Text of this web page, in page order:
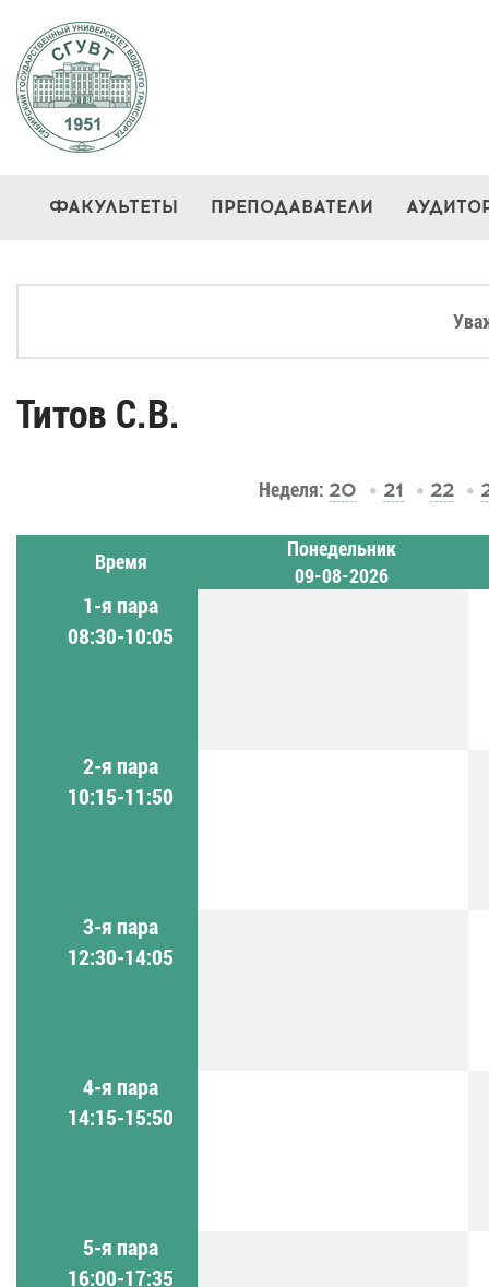
ФАКУЛЬТЕТЫ ПРЕПОДАВАТЕЛИ
Титов С.В.
Неделя: 20 21 22
Время
Понедельник
09-08-2026
1-я пара
08:30-10:05
2-я пара
10:15-11:50
3-я пара
12:30-14:05
4-я пара
14:15-15:50
5-я пара
16:00-17:35